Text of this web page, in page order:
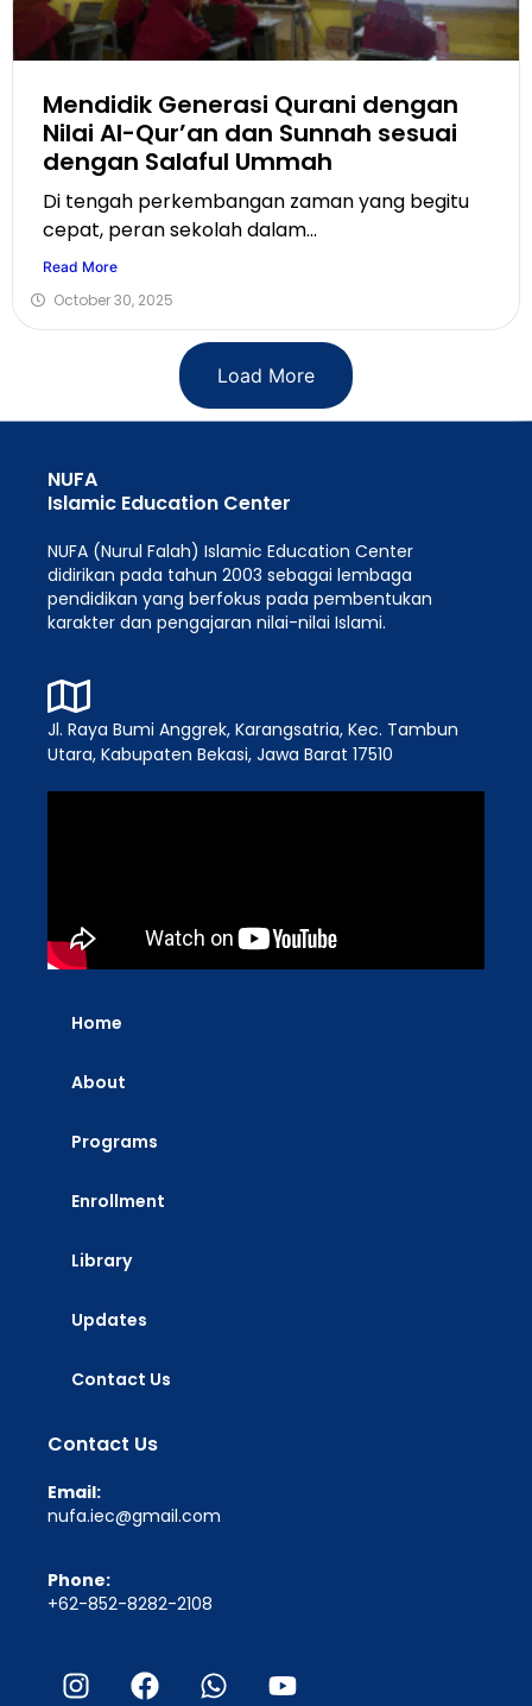
Mendidik Generasi Qurani dengan
Nilai Al-Qur’an dan Sunnah sesuai
dengan Salaful Ummah
Di tengah perkembangan zaman yang begitu
cepat, peran sekolah dalam...
Read More
October 30, 2025
Load More
NUFA
Islamic Education Center
NUFA (Nurul Falah) Islamic Education Center
didirikan pada tahun 2003 sebagai lembaga
pendidikan yang berfokus pada pembentukan
karakter dan pengajaran nilai-nilai Islami.
Jl. Raya Bumi Anggrek, Karangsatria, Kec. Tambun
Utara, Kabupaten Bekasi, Jawa Barat 17510
Home
About
Programs
Enrollment
Library
Updates
Contact Us
Contact Us
Email:
nufa.iec@gmail.com
Phone:
+62-852-8282-2108